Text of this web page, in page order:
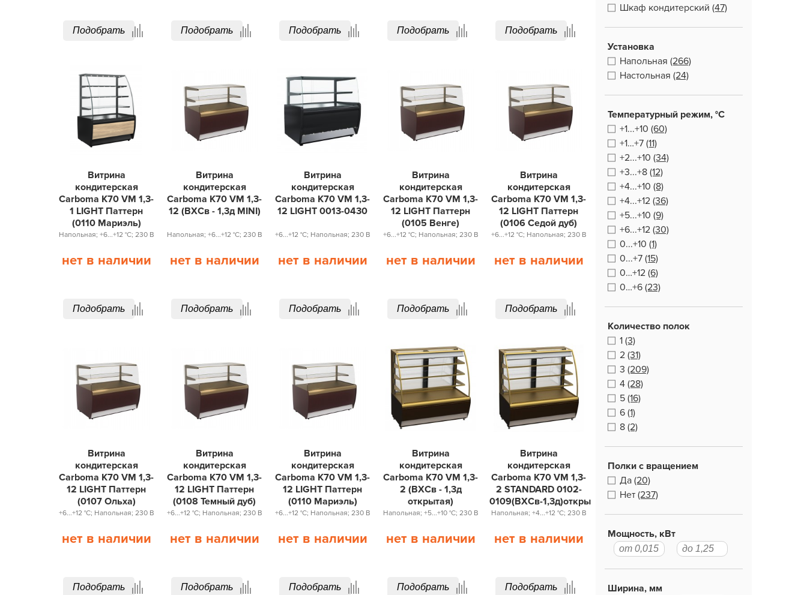
Шкаф кондитерский (47)
Установка
Напольная (266)
Настольная (24)
Температурный режим, °С
+1...+10 (60)
+1…+7 (11)
+2...+10 (34)
+3...+8 (12)
+4...+10 (8)
+4...+12 (36)
+5...+10 (9)
+6...+12 (30)
0...+10 (1)
0...+7 (15)
0…+12 (6)
0…+6 (23)
Количество полок
1 (3)
2 (31)
3 (209)
4 (28)
5 (16)
6 (1)
8 (2)
Полки с вращением
Да (20)
Нет (237)
Мощность, кВт
Ширина, мм
Подобрать Подобрать Подобрать Подобрать Подобрать
Витрина
кондитерская
Carboma K70 VM 1,3-
1 LIGHT Паттерн
(0110 Мариэль)
Напольная; +6...+12 °С; 230 В
нет в наличии
Подобрать
Витрина
кондитерская
Carboma K70 VM 1,3-
12 (ВХСв - 1,3д MINI)
Напольная; +6...+12 °С; 230 В
нет в наличии
Подобрать
Витрина
кондитерская
Carboma K70 VM 1,3-
12 LIGHT 0013-0430
+6...+12 °С; Напольная; 230 В
нет в наличии
Подобрать
Витрина
кондитерская
Carboma K70 VM 1,3-
12 LIGHT Паттерн
(0105 Венге)
+6...+12 °С; Напольная; 230 В
нет в наличии
Подобрать
Витрина
кондитерская
Carboma K70 VM 1,3-
12 LIGHT Паттерн
(0106 Седой дуб)
+6...+12 °С; Напольная; 230 В
нет в наличии
Подобрать
Витрина
кондитерская
Carboma K70 VM 1,3-
12 LIGHT Паттерн
(0107 Ольха)
+6...+12 °С; Напольная; 230 В
нет в наличии
Подобрать
Витрина
кондитерская
Carboma K70 VM 1,3-
12 LIGHT Паттерн
(0108 Темный дуб)
+6...+12 °С; Напольная; 230 В
нет в наличии
Подобрать
Витрина
кондитерская
Carboma K70 VM 1,3-
12 LIGHT Паттерн
(0110 Мариэль)
+6...+12 °С; Напольная; 230 В
нет в наличии
Подобрать
Витрина
кондитерская
Carboma K70 VM 1,3-
2 (ВХСв - 1,3д
открытая)
Напольная; +5...+10 °С; 230 В
нет в наличии
Подобрать
Витрина
кондитерская
Carboma K70 VM 1,3-
2 STANDARD 0102-
0109(ВХСв-1,3д)открытая
Напольная; +4...+12 °С; 230 В
нет в наличии
Подобрать